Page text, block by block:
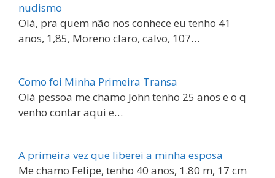
nudismo
Olá, pra quem não nos conhece eu tenho 41
anos, 1,85, Moreno claro, calvo, 107…
Como foi Minha Primeira Transa
Olá pessoa me chamo John tenho 25 anos e o q
venho contar aqui e…
A primeira vez que liberei a minha esposa
Me chamo Felipe, tenho 40 anos, 1.80 m, 17 cm